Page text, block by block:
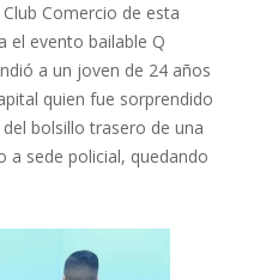
Comercio de esta
el evento bailable Q
a un joven de 24 años
quien fue sorprendido
bolsillo trasero de una
a sede policial, quedando